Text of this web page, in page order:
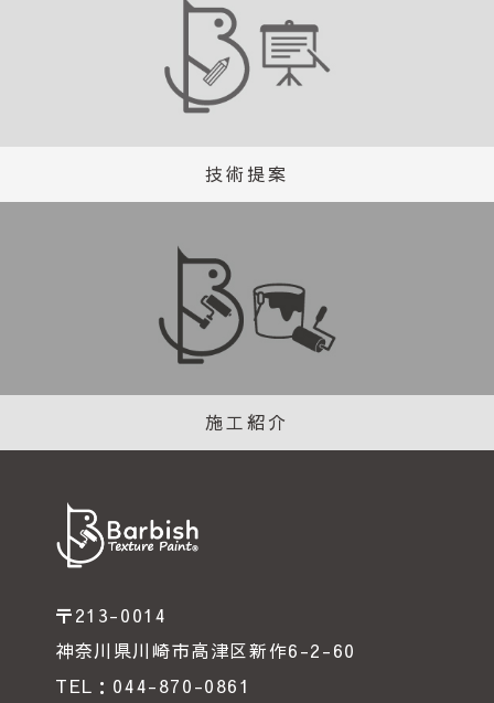
技術提案
施工紹介
〒213-0014
神奈川県川崎市高津区新作6-2-60
TEL：044-870-0861